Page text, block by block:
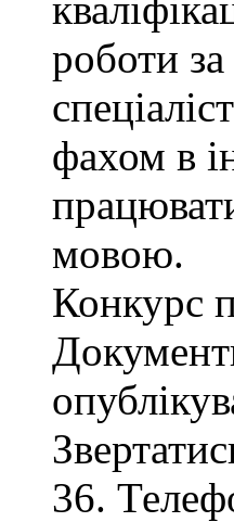
роботи
фахом в
мовою.
Конкурс
36.